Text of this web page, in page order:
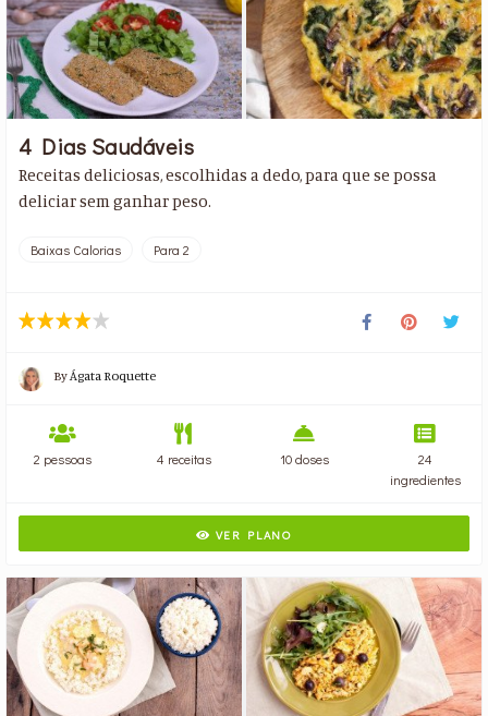
4 Dias Saudáveis
Receitas deliciosas, escolhidas a dedo, para que se possa
deliciar sem ganhar peso.
Baixas Calorias Para 2
ByÁgata Roquette
2 pessoas 4 receitas 10 doses
24
ingredientes
VER PLANO